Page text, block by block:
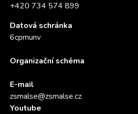
+420 734 574 899
Datová schránka
6cpmunv
Organizační schéma
E-mail
zsmalse@zsmalse.cz
Youtube